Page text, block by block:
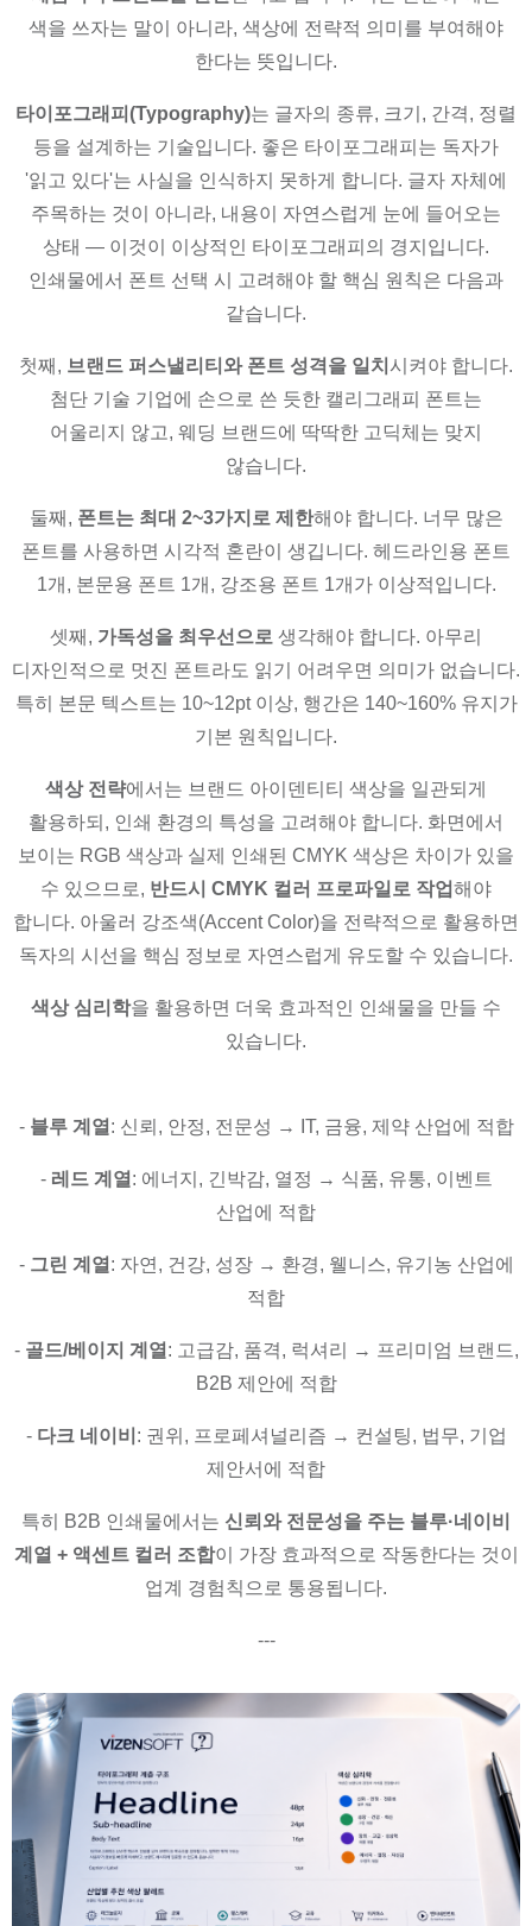
색을 쓰자는 말이 아니라, 색상에 전략적 의미를 부여해야
한다는 뜻입니다.
타이포그래피(Typography)는 글자의 종류, 크기, 간격, 정렬
등을 설계하는 기술입니다. 좋은 타이포그래피는 독자가
'읽고 있다'는 사실을 인식하지 못하게 합니다. 글자 자체에
주목하는 것이 아니라, 내용이 자연스럽게 눈에 들어오는
상태 — 이것이 이상적인 타이포그래피의 경지입니다.
인쇄물에서 폰트 선택 시 고려해야 할 핵심 원칙은 다음과
같습니다.
첫째, 브랜드 퍼스낼리티와 폰트 성격을 일치 시켜야 합니다.
첨단 기술 기업에 손으로 쓴 듯한 캘리그래피 폰트는
어울리지 않고, 웨딩 브랜드에 딱딱한 고딕체는 맞지
않습니다.
둘째, 폰트는 최대 2~3가지로 제한해야 합니다. 너무 많은
폰트를 사용하면 시각적 혼란이 생깁니다. 헤드라인용 폰트
1개, 본문용 폰트 1개, 강조용 폰트 1개가 이상적입니다.
셋째, 가독성을 최우선으로 생각해야 합니다. 아무리
디자인적으로 멋진 폰트라도 읽기 어려우면 의미가 없습니다.
특히 본문 텍스트는 10~12pt 이상, 행간은 140~160% 유지가
기본 원칙입니다.
색상 전략에서는 브랜드 아이덴티티 색상을 일관되게
활용하되, 인쇄 환경의 특성을 고려해야 합니다. 화면에서
보이는 RGB 색상과 실제 인쇄된 CMYK 색상은 차이가 있을
수 있으므로, 반드시 CMYK 컬러 프로파일로 작업해야
합니다. 아울러 강조색(Accent Color)을 전략적으로 활용하면
독자의 시선을 핵심 정보로 자연스럽게 유도할 수 있습니다.
색상 심리학을 활용하면 더욱 효과적인 인쇄물을 만들 수
있습니다.
- 블루 계열 : 신뢰, 안정, 전문성 → IT, 금융, 제약 산업에 적합
- 레드 계열 : 에너지, 긴박감, 열정 → 식품, 유통, 이벤트
산업에 적합
- 그린 계열 : 자연, 건강, 성장 → 환경, 웰니스, 유기농 산업에
적합
- 골드/베이지 계열 : 고급감, 품격, 럭셔리 → 프리미엄 브랜드,
B2B 제안에 적합
- 다크 네이비 : 권위, 프로페셔널리즘 → 컨설팅, 법무, 기업
제안서에 적합
특히 B2B 인쇄물에서는 신뢰와 전문성을 주는 블루·네이비
계열 + 액센트 컬러 조합이 가장 효과적으로 작동한다는 것이
업계 경험칙으로 통용됩니다.
---